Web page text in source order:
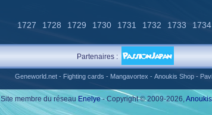
1727 1728 1729 1730 1731 1732 1733 1734
Partenaires :
Geneworld.net- Fighting cards - Mangavortex - Anoukis Shop-
Site membre du réseau Enelye- Copyright © 2009-2026,